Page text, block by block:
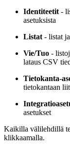
Identiteetit -
asetuksista
Listat - listat
Vie/Tuo -
lataus CSV
Tietokanta-
tietokantaan
asetukset
Kaikilla välilehdillä
klikkaamalla.